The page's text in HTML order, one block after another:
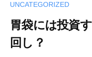
UNCATEGORIZED
胃袋には投資
回し？